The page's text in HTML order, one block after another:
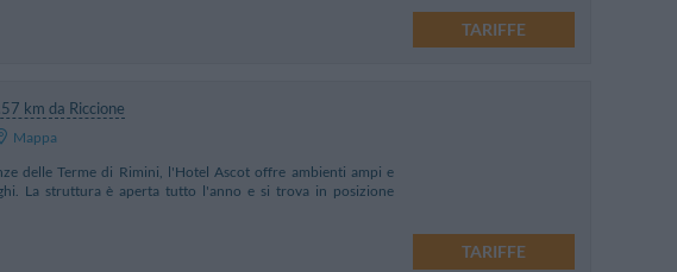
TARIFFE
km da Riccione
Mappa
delle Terme di Rimini, l'Hotel Ascot offre ambienti ampi e
La struttura è aperta tutto l'anno e si trova in posizione
TARIFFE